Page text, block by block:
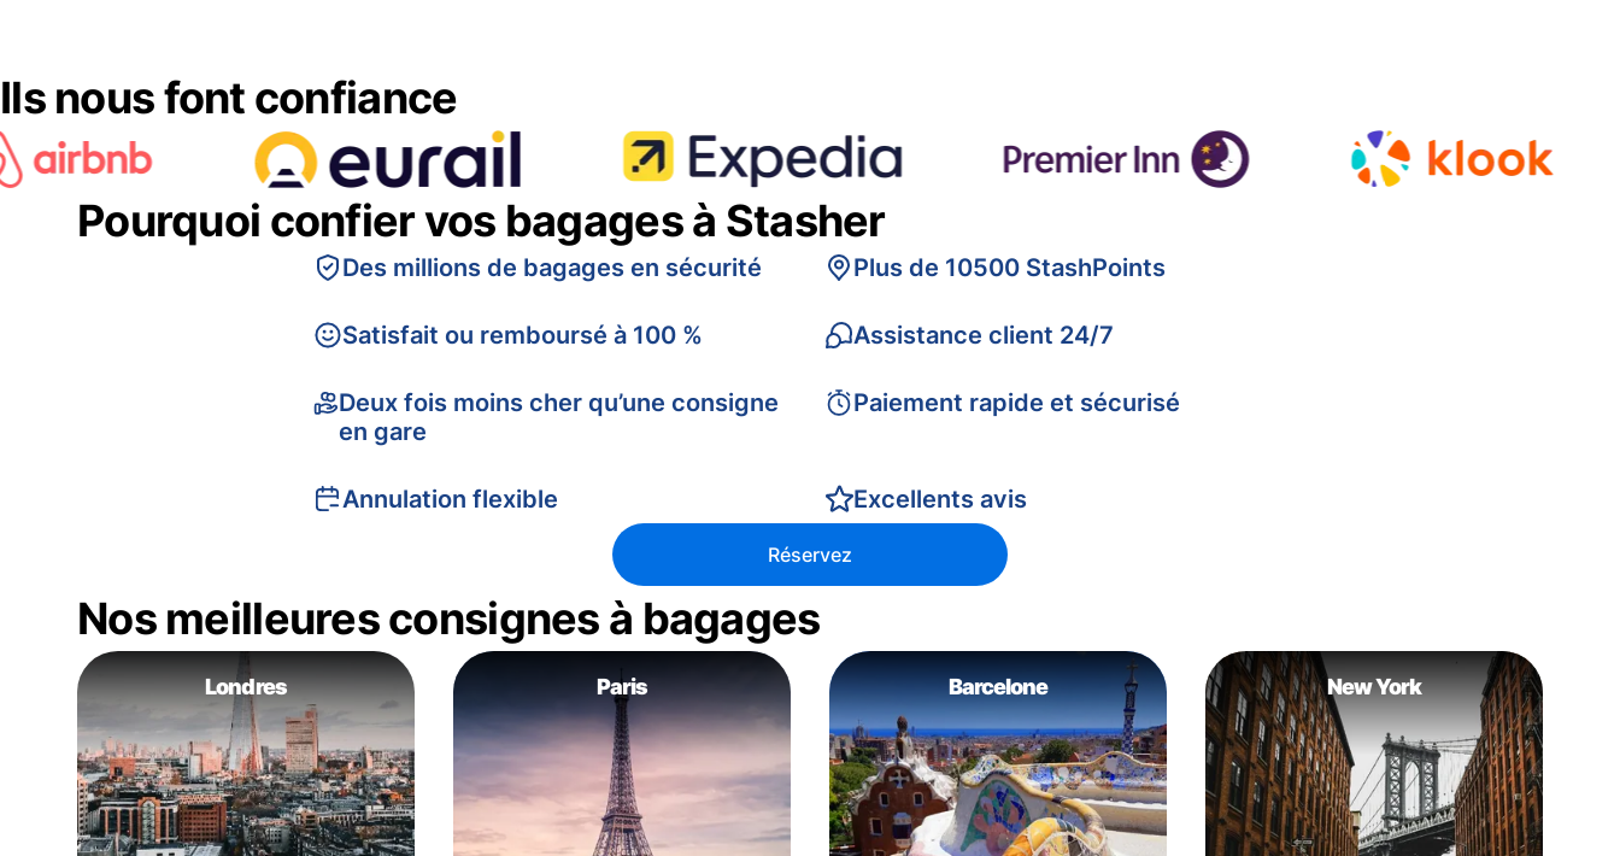
Ils nous font confiance
Pourquoi confier vos bagages à Stasher
Des millions de bagages en sécurité
Satisfait ou remboursé à 100 %
Deux fois moins cher qu’une consigne
en gare
Annulation flexible
Plus de 10500 StashPoints
Assistance client 24/7
Paiement rapide et sécurisé
Excellents avis
Réservez
Nos meilleures consignes à bagages
Londres Paris Barcelone New York